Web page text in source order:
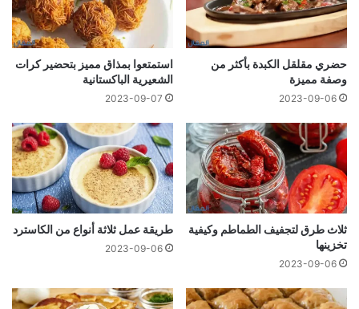
حضري مقلقل الكبدة بأكثر من
وصفة مميزة
2023-09-06
استمتعوا بمذاق مميز بتحضير كرات
الشعيرية الباكستانية
2023-09-07
ثلاث طرق لتجفيف الطماطم وكيفية
تخزينها
2023-09-06
طريقة عمل ثلاثة أنواع من الكاسترد
2023-09-06